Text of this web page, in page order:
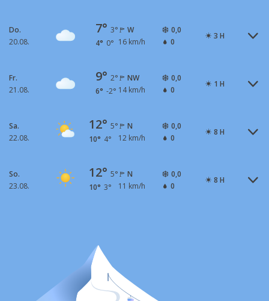
Do.
20.08.
7° 3°
4° 0°
W
16 km/h
0,0
0
3 H
Fr.
21.08.
9° 2°
6° -2°
NW
14 km/h
0,0
0
1 H
Sa.
22.08.
12° 5°
10° 4°
N
12 km/h
0,0
0
8 H
So.
23.08.
12° 5°
10° 3°
N
11 km/h
0,0
0
8 H